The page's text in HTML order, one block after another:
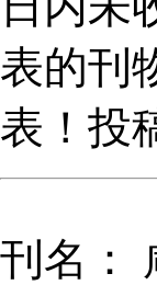
表的刊
表！投
刊名：